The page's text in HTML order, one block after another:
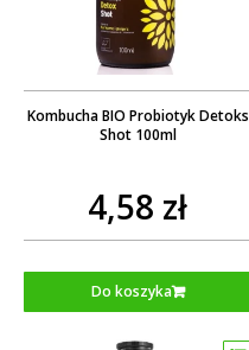
Kombucha BIO Probiotyk Detoks
Shot 100ml
4,58 zł
Do koszyka